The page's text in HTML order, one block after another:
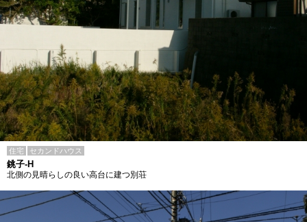
住宅 セカンドハウス
銚子-H
北側の見晴らしの良い高台に建つ別荘